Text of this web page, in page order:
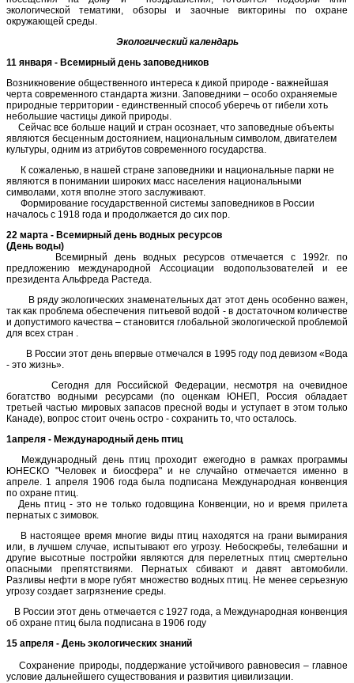
экологической тематики, обзоры и заочные викторины по охране
окружающей среды.
Экологический календарь
11 января - Всемирный день заповедников
Возникновение общественного интереса к дикой природе - важнейшая
черта современного стандарта жизни. Заповедники – особо охраняемые
природные территории - единственный способ уберечь от гибели хоть
небольшие частицы дикой природы.
Сейчас все больше наций и стран осознает, что заповедные объекты
являются бесценным достоянием, национальным символом, двигателем
культуры, одним из атрибутов современного государства.
К сожаленью, в нашей стране заповедники и национальные парки не
являются в понимании широких масс населения национальными
символами, хотя вполне этого заслуживают.
Формирование государственной системы заповедников в России
началось с 1918 года и продолжается до сих пор.
22 марта - Всемирный день водных ресурсов
(День воды)
Всемирный день водных ресурсов отмечается с 1992г. по
предложению международной Ассоциации водопользователей и ее
президента Альфреда Растеда.
В ряду экологических знаменательных дат этот день особенно важен,
так как проблема обеспечения питьевой водой - в достаточном количестве
и допустимого качества – становится глобальной экологической проблемой
для всех стран .
В России этот день впервые отмечался в 1995 году под девизом «Вода
- это жизнь».
Сегодня для Российской Федерации, несмотря на очевидное
богатство водными ресурсами (по оценкам ЮНЕП, Россия обладает
третьей частью мировых запасов пресной воды и уступает в этом только
Канаде), вопрос стоит очень остро - сохранить то, что осталось.
1апреля - Международный день птиц
Международный день птиц проходит ежегодно в рамках программы
ЮНЕСКО "Человек и биосфера" и не случайно отмечается именно в
апреле. 1 апреля 1906 года была подписана Международная конвенция
по охране птиц.
День птиц - это не только годовщина Конвенции, но и время прилета
пернатых с зимовок.
В настоящее время многие виды птиц находятся на грани вымирания
или, в лучшем случае, испытывают его угрозу. Небоскребы, телебашни и
другие высотные постройки являются для перелетных птиц смертельно
опасными препятствиями. Пернатых сбивают и давят автомобили.
Разливы нефти в море губят множество водных птиц. Не менее серьезную
угрозу создает загрязнение среды.
В России этот день отмечается с 1927 года, а Международная конвенция
об охране птиц была подписана в 1906 году
15 апреля - День экологических знаний
Сохранение природы, поддержание устойчивого равновесия – главное
условие дальнейшего существования и развития цивилизации.